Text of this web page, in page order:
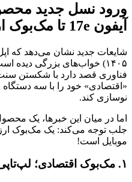
آیفون 17e تا مک‌بوک ارزان‌قیمت
۱۴۰۵) خواب‌های بزرگی
فناوری قصد دارد با شکستن
«اقتصادی» خود را با سه
نوسازی کند.
اما در میان این خبرها، یک
جلب توجه می‌کند: یک مک‌بوک
موبایل است!
۱. مک‌بوک اقتصادی؛ لپ‌تاپی با مغز آیفون